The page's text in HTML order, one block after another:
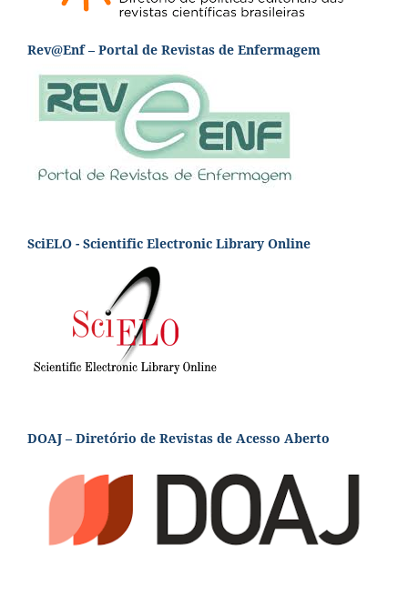
Rev@Enf – Portal de Revistas de Enfermagem
SciELO - Scientific Electronic Library Online
DOAJ – Diretório de Revistas de Acesso Aberto